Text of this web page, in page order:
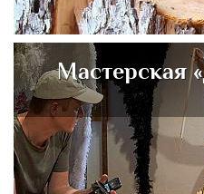
Мастерская